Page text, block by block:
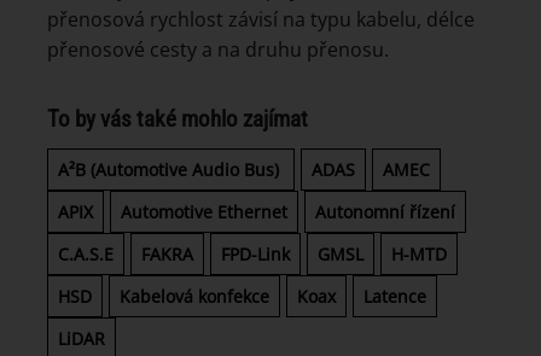
přenosová rychlost závisí na typu kabelu, délce
přenosové cesty a na druhu přenosu.
To by vás také mohlo zajímat
A²B (Automotive Audio Bus) ADAS
AMEC
APIX
Automotive Ethernet
Autonomní řízení
C.A.S.E
FAKRA FPD-Link GMSL
H-MTD
HSD
Kabelová konfekce Koax
Latence
LiDAR